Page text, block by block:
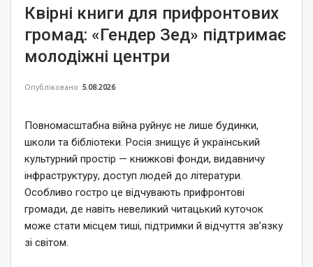
Квірні книги для прифронтових
громад: «Гендер Зед» підтримає
молодіжні центри
Опубліковано 5.08.2026
Повномасштабна війна руйнує не лише будинки,
школи та бібліотеки. Росія знищує й український
культурний простір — книжкові фонди, видавничу
інфраструктуру, доступ людей до літератури.
Особливо гостро це відчувають прифронтові
громади, де навіть невеликий читацький куточок
може стати місцем тиші, підтримки й відчуття зв’язку
зі світом.